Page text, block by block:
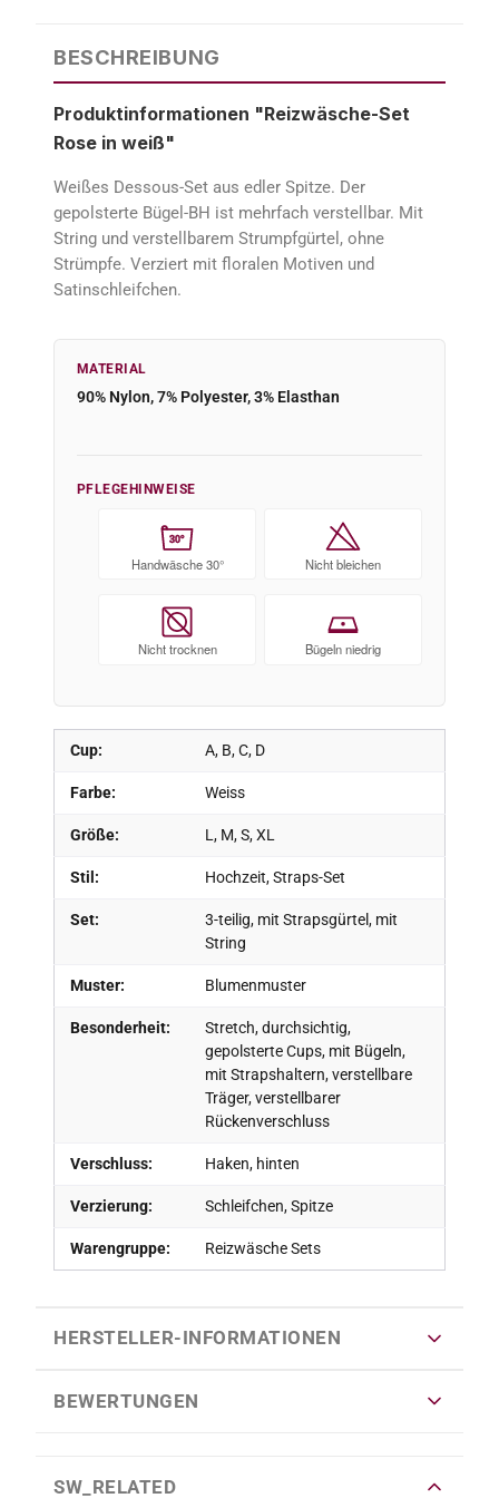
BESCHREIBUNG
Produktinformationen "Reizwäsche-Set
Rose in weiß"
Weißes Dessous-Set aus edler Spitze. Der
gepolsterte Bügel-BH ist mehrfach verstellbar. Mit
String und verstellbarem Strumpfgürtel, ohne
Strümpfe. Verziert mit floralen Motiven und
Satinschleifchen.
Cup: A, B, C, D
Farbe: Weiss
Größe: L, M, S, XL
Stil: Hochzeit, Straps-Set
Set:
3-teilig, mit Strapsgürtel, mit
String
Muster: Blumenmuster
Besonderheit:
Stretch, durchsichtig,
gepolsterte Cups, mit Bügeln,
mit Strapshaltern, verstellbare
Träger, verstellbarer
Rückenverschluss
Verschluss: Haken, hinten
Verzierung: Schleifchen, Spitze
Warengruppe: Reizwäsche Sets
MATERIAL
90% Nylon, 7% Polyester, 3% Elasthan
PFLEGEHINWEISE
30°
Handwäsche 30° Nicht bleichen
Nicht trocknen Bügeln niedrig
HERSTELLER-INFORMATIONEN
BEWERTUNGEN
SW_RELATED